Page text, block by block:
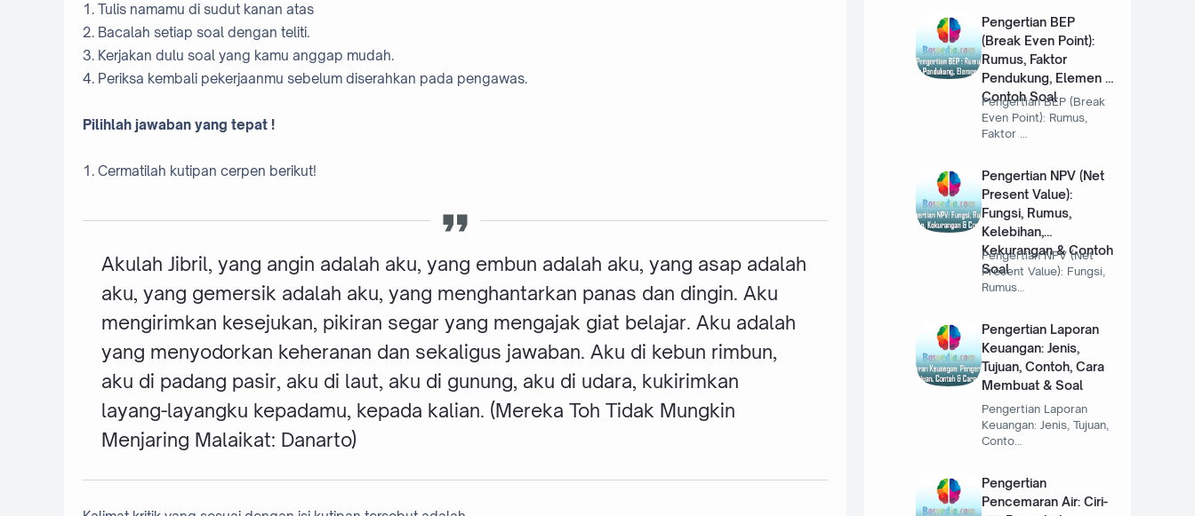
1. Tulis namamu di sudut kanan atas
2. Bacalah setiap soal dengan teliti.
3. Kerjakan dulu soal yang kamu anggap mudah.
4. Periksa kembali pekerjaanmu sebelum diserahkan pada pengawas.
Pilihlah jawaban yang tepat !
1. Cermatilah kutipan cerpen berikut!
Akulah Jibril, yang angin adalah aku, yang embun adalah aku, yang asap adalah
aku, yang gemersik adalah aku, yang menghantarkan panas dan dingin. Aku
mengirimkan kesejukan, pikiran segar yang mengajak giat belajar. Aku adalah
yang menyodorkan keheranan dan sekaligus jawaban. Aku di kebun rimbun,
aku di padang pasir, aku di laut, aku di gunung, aku di udara, kukirimkan
layang-layangku kepadamu, kepada kalian. (Mereka Toh Tidak Mungkin
Menjaring Malaikat: Danarto)
Pengertian BEP
(Break Even Point):
Rumus, Faktor
Pendukung, Elemen &
Contoh Soal
Pengertian BEP (Break
Even Point): Rumus,
Faktor …
Pengertian NPV (Net
Present Value):
Fungsi, Rumus,
Kelebihan,
Kekurangan & Contoh
Soal
Pengertian NPV (Net
Present Value): Fungsi,
Rumus…
Pengertian Laporan
Keuangan: Jenis,
Tujuan, Contoh, Cara
Membuat & Soal
Pengertian Laporan
Keuangan: Jenis, Tujuan,
Conto…
Pengertian
Pencemaran Air: Ciri-